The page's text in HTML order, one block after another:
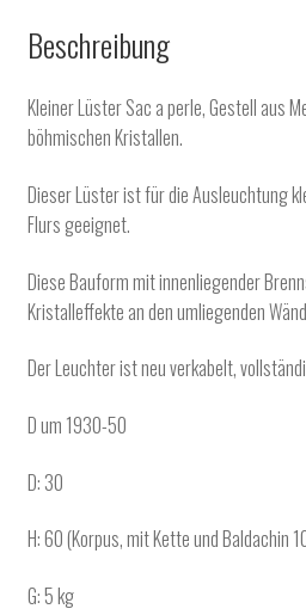
Beschreibung
Kleiner Lüster Sac a perle, Gestell aus
böhmischen Kristallen.
Dieser Lüster ist für die Ausleuchtung
Flurs geeignet.
Diese Bauform mit innenliegender
Kristalleffekte an den umliegenden
Der Leuchter ist neu verkabelt,
D um 1930-50
D: 30
H: 60 (Korpus, mit Kette und Baldachin
G: 5 kg